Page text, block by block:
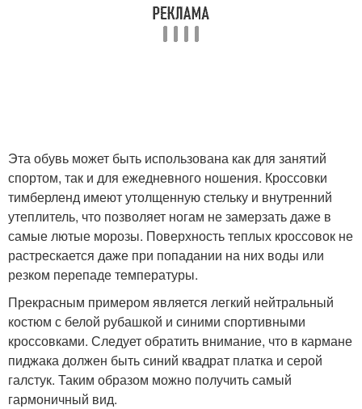
Эта обувь может быть использована как для занятий
спортом, так и для ежедневного ношения. Кроссовки
тимберленд имеют утолщенную стельку и внутренний
утеплитель, что позволяет ногам не замерзать даже в
самые лютые морозы. Поверхность теплых кроссовок не
растрескается даже при попадании на них воды или
резком перепаде температуры.
Прекрасным примером является легкий нейтральный
костюм с белой рубашкой и синими спортивными
кроссовками. Следует обратить внимание, что в кармане
пиджака должен быть синий квадрат платка и серой
галстук. Таким образом можно получить самый
гармоничный вид.